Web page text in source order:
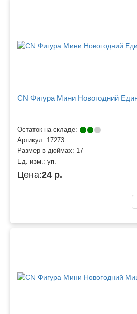
CN Фигура Мини Новогодний
Остаток на складе:
Артикул: 17273
Размер в дюймах: 17
Ед. изм.: уп.
Цена:24 р.